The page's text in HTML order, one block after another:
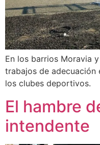
En los barrios Moravia
trabajos de
los clubes deportivos.
El hambre
intendente